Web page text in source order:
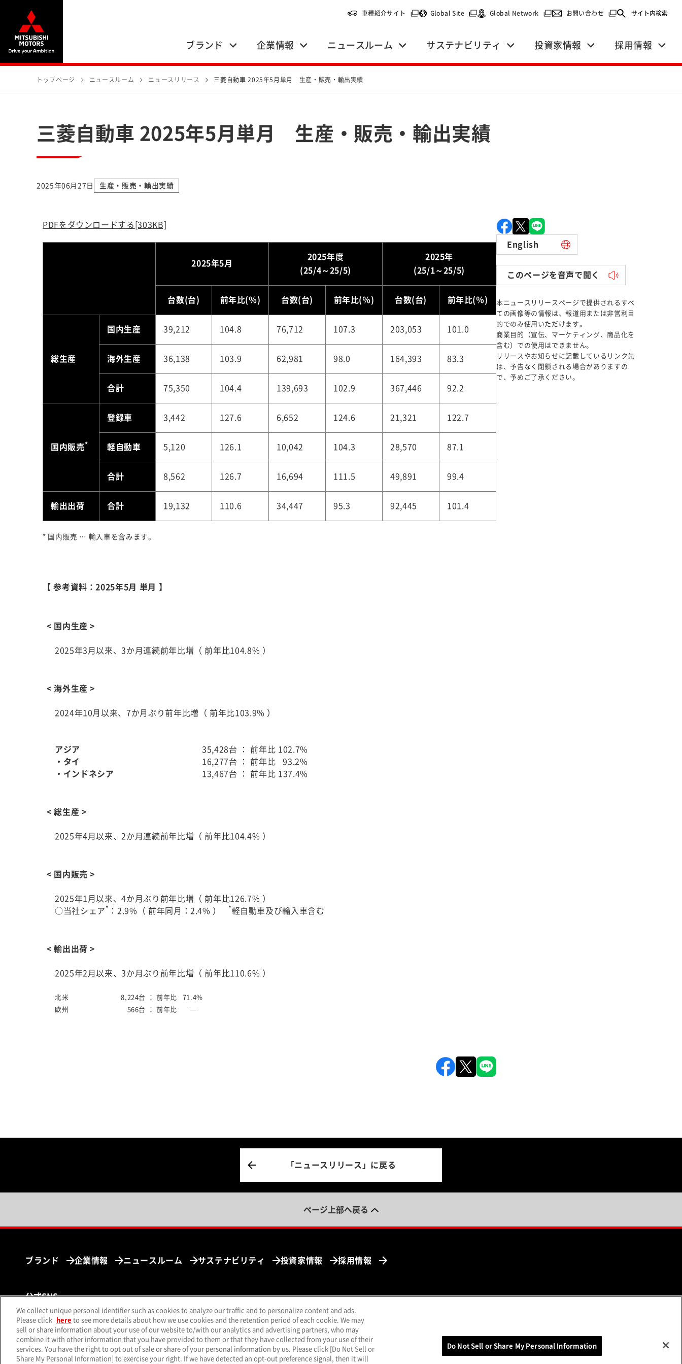
車種紹介サイト （別ウィンドウで開く）
Global Site（別ウィンドウで開く）
Global Network （別ウィンドウで開く）
お問い合わせ （別ウィンドウで開く）
サイト内検索
ブランド 企業情報 ニュースルーム サステナビリティ 投資家情報 採用情報
トップページ ニュースルーム ニュースリリース 三菱自動車 2025年5月単月 生産・販売・輸出実績
三菱自動車 2025年5月単月 生産・販売・輸出実績
2025年06月27日 生産・販売・輸出実績
English
このページを音声で聞く
本ニュースリリースページで提供されるすべ
ての画像等の情報は、報道用または非営利目
的でのみ使用いただけます。
商業目的（宣伝、マーケティング、商品化を
含む）での使用はできません。
リリースやお知らせに記載しているリンク先
は、予告なく閉鎖される場合がありますの
で、予めご了承ください。
PDFをダウンロードする [303KB]
2025年5月
2025年度
(25/4～25/5)
2025年
(25/1～25/5)
台数(台) 前年比(％) 台数(台) 前年比(％) 台数(台) 前年比(％)
総生産
国内生産 39,212 104.8 76,712 107.3 203,053 101.0
海外生産 36,138 103.9 62,981 98.0 164,393 83.3
合計 75,350 104.4 139,693 102.9 367,446 92.2
国内販売*
登録車 3,442 127.6 6,652 124.6 21,321 122.7
軽自動車 5,120 126.1 10,042 104.3 28,570 87.1
合計 8,562 126.7 16,694 111.5 49,891 99.4
輸出出荷 合計 19,132 110.6 34,447 95.3 92,445 101.4
* 国内販売 … 輸入車を含みます。
【 参考資料：2025年5月 単月 】
< 国内生産 >
2025年3月以来、3か月連続前年比増（ 前年比104.8% ）
< 海外生産 >
2024年10月以来、7か月ぶり前年比増（ 前年比103.9% ）
アジア
35,428台 ： 前年比 102.7%
・タイ
16,277台 ： 前年比 93.2%
・インドネシア
13,467台 ： 前年比 137.4%
< 総生産 >
2025年4月以来、2か月連続前年比増（ 前年比104.4% ）
< 国内販売 >
2025年1月以来、4か月ぶり前年比増（ 前年比126.7% ）
○当社シェア * ：2.9%（ 前年同月：2.4% ） *軽自動車及び輸入車含む
< 輸出出荷 >
2025年2月以来、3か月ぶり前年比増（ 前年比110.6% ）
北米 8,224台 ： 前年比 71.4%
欧州
566台 ： 前年比 —
「ニュースリリース」に戻る
ページ上部へ戻る
ブランド 企業情報 ニュースルーム サステナビリティ 投資家情報 採用情報
公式SNS
X（旧Twitter）（別ウィンドウで開く）
Facebook（別ウィンドウで開く）
Instagram（別ウィンドウで開く）
YouTube（別ウィンドウで開く）
LINE（別ウィンドウで開く）
メールマガジン（別ウィンドウで開く）
サイトマップ個人情報保護方針クッキーポリシー特定個人情報基本方針 （別ウィンドウで開く）
We collect unique personal identifier such as cookies to analyze our traffic and to personalize content and ads.
Please click
here to see more details about how we use cookies and the retention period of each cookie. We may
sell or share information about your use of our website to/with our analytics and advertising partners, who may
combine it with other information that you have provided to them or that they have collected from your use of their
services. You have the right to opt out of sale or share of your personal information by us. Please click [Do Not Sell or
Share My Personal Information] to exercise your right. If we have detected an opt-out preference signal, then it will
Do Not Sell or Share My Personal Information